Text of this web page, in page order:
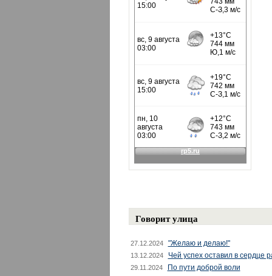
Говорит улица
27.12.2024 "Желаю и делаю!"
13.12.2024 Чей успех оставил в сердце
29.11.2024
По пути доброй воли